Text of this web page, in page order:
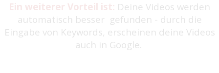
Deine Videos werden
automatisch besser gefunden - durch die
Eingabe von Keywords, erscheinen deine Videos
auch in Google.